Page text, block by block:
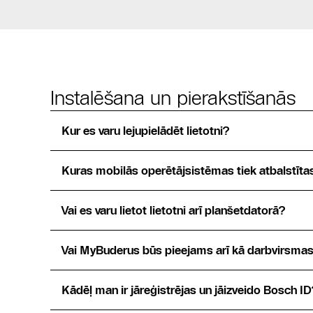
Instalēšana un pierakstīšanās
Kur es varu lejupielādēt lietotni?
Kuras mobilās operētājsistēmas tiek
Vai es varu lietot lietotni arī planšetdatorā?
Vai MyBuderus būs pieejams arī kā
Kādēļ man ir jāreģistrējas un jāizveido Bosch